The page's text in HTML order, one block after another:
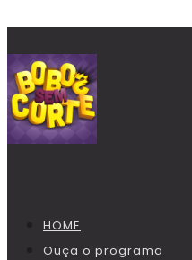
HOME
Ouça o programa